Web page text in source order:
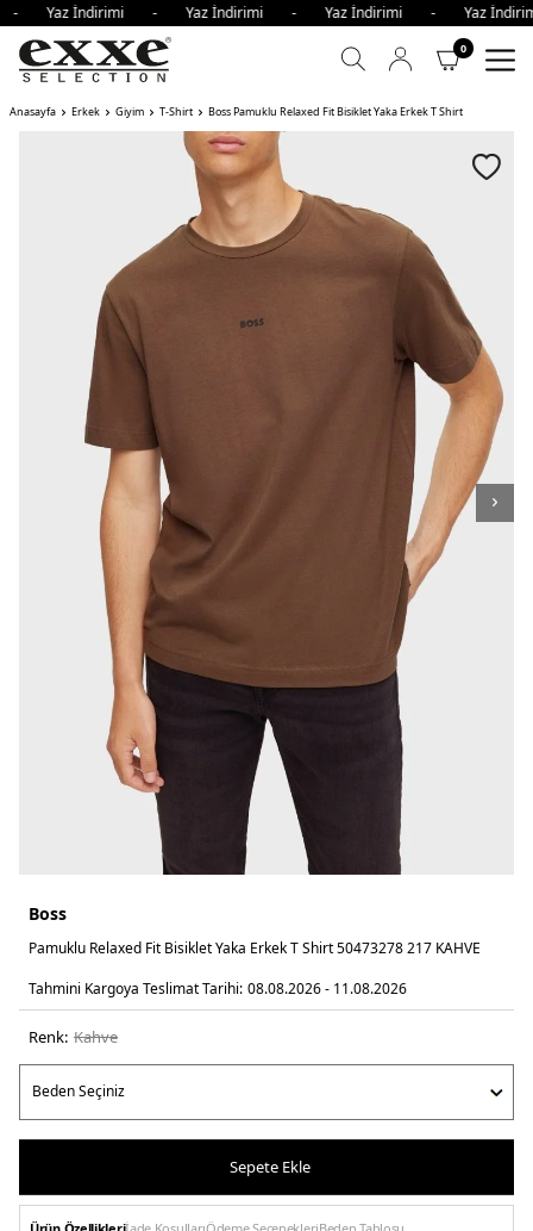
Yaz İndirimi - Yaz İndirimi - Yaz İndirimi - Yaz
0
Anasayfa Erkek Giyim T-Shirt Boss Pamuklu Relaxed Fit Bisiklet Yaka Erkek T Shirt
Boss
Pamuklu Relaxed Fit Bisiklet Yaka Erkek T Shirt 50473278 217 KAHVE
Tahmini Kargoya Teslimat Tarihi: 08.08.2026 - 11.08.2026
Renk: kahve
Sepete Ekle